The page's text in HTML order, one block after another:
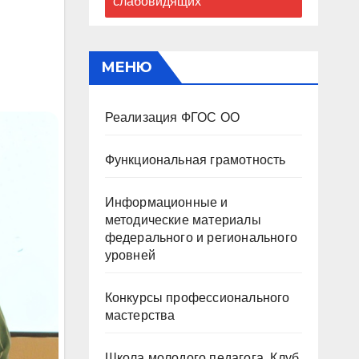
МЕНЮ
Реализация ФГОС ОО
Функциональная грамотность
Информационные и
методические материалы
федерального и регионального
уровней
Конкурсы профессионального
мастерства